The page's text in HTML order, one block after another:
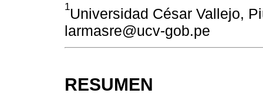
1Universidad César Vallejo,
larmasre@ucv-gob.pe
RESUMEN